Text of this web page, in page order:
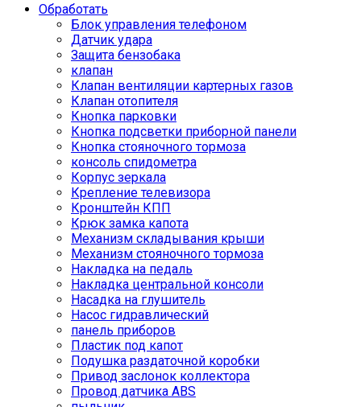
Обработать
Блок управления телефоном
Датчик удара
Защита бензобака
клапан
Клапан вентиляции картерных газов
Клапан отопителя
Кнопка парковки
Кнопка подсветки приборной панели
Кнопка стояночного тормоза
консоль спидометра
Корпус зеркала
Крепление телевизора
Кронштейн КПП
Крюк замка капота
Механизм складывания крыши
Механизм стояночного тормоза
Накладка на педаль
Накладка центральной консоли
Насадка на глушитель
Насос гидравлический
панель приборов
Пластик под капот
Подушка раздаточной коробки
Привод заслонок коллектора
Провод датчика ABS